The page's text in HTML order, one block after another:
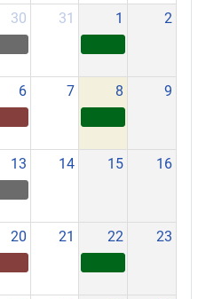
30 31 1 2
6 7 8 9
13 14 15 16
20 21 22 23